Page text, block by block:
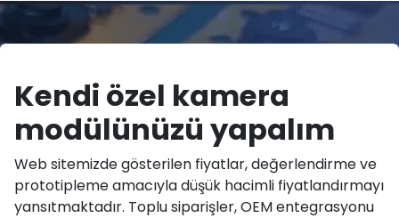
Kendi özel kamera
modülünüzü yapalım
Web sitemizde gösterilen fiyatlar, değerlendirme ve
prototipleme amacıyla düşük hacimli fiyatlandırmayı
yansıtmaktadır. Toplu siparişler, OEM entegrasyonu